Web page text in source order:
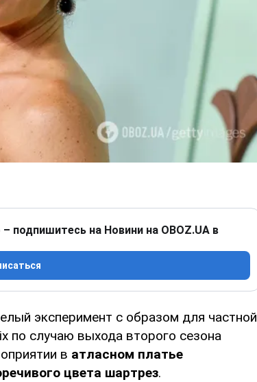
подпишитесь на Новини на OBOZ.UA в
эксперимент с образом для частной
по случаю выхода второго сезона
в атласном платье
цвета шартрез.